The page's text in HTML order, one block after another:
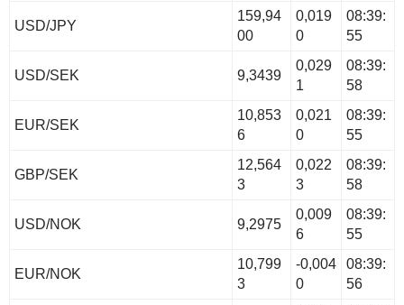
USD/JPY
159,94
00
0,019
0
08:39:
55
USD/SEK 9,3439
0,029
1
08:39:
58
EUR/SEK
10,853
6
0,021
0
08:39:
55
GBP/SEK
12,564
3
0,022
3
08:39:
58
USD/NOK 9,2975
0,009
6
08:39:
55
EUR/NOK
10,799
3
-0,004
0
08:39:
56